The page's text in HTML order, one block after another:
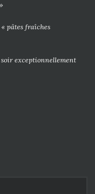
pâtes fraîches
exceptionnellement